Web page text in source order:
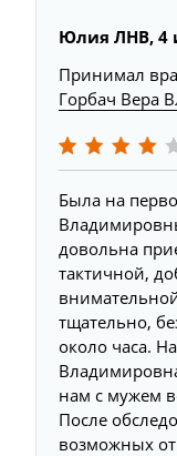
Юлия ЛНВ, 4
Принимал
Горбач Вера
Была на
довольна
тактичной,
тщательно,
около часа.
нам с мужем
После
возможных